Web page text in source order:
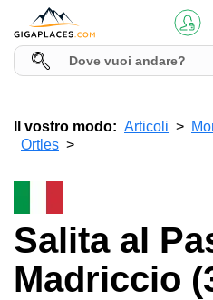
Il vostro modo: Articoli
Ortles
Salita al
Madriccio